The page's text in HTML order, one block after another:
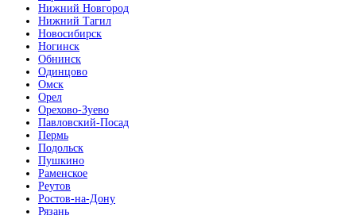
Нижний Новгород
Нижний Тагил
Новосибирск
Ногинск
Обнинск
Одинцово
Омск
Орел
Орехово-Зуево
Павловский-Посад
Пермь
Подольск
Пушкино
Раменское
Реутов
Ростов-на-Дону
Рязань